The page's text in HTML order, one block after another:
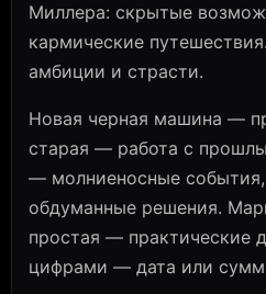
Миллера: скрытые
кармические
амбиции и страсти.
Новая черная машина —
старая — работа с
— молниеносные
обдуманные решения.
простая — практические
цифрами — дата или